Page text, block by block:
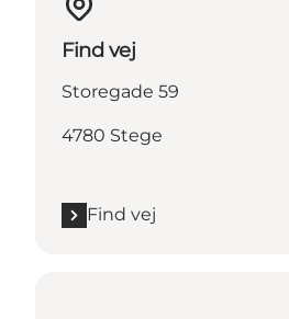
Find vej
Storegade 59
4780 Stege
Find vej